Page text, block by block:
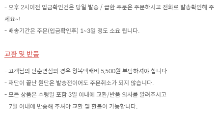
- 오후 2시이전 입금확인건은 당일 발송 / 급한 주문은 주문하시고 전화로 발송확인해 주
세요~!
- 배송기간은 주문(입금확인후) 1~3일 정도 소요 됩니다.
교환 및 반품
- 고객님의 단순변심의 경우 왕복택배비 5,500원 부담하셔야 합니다.
- 재단이 끝난 원단은 발송전이어도 주문취소가 되지 않습니다.
- 모든 상품은 수령일 포함 3일 이내에 교환/반품 의사를 알려주시고
7일 이내에 반송해 주셔야 교환 및 환불이 가능합니다.